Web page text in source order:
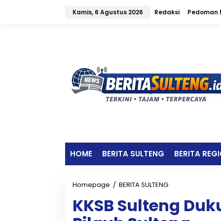
Kamis, 6 Agustus 2026 Redaksi Pedoman
HOME BERITA SULTENG BERITA
Homepage / BERITA SULTENG
S
B
KKSB Sulteng